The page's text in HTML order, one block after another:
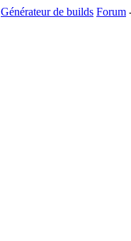
Générateur de builds Forum